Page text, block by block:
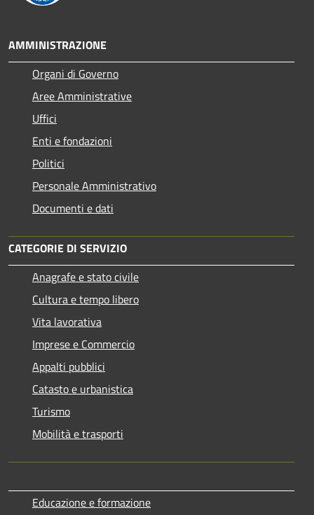
AMMINISTRAZIONE
Organi di Governo
Aree Amministrative
Uffici
Enti e fondazioni
Politici
Personale Amministrativo
Documenti e dati
CATEGORIE DI SERVIZIO
Anagrafe e stato civile
Cultura e tempo libero
Vita lavorativa
Imprese e Commercio
Appalti pubblici
Catasto e urbanistica
Turismo
Mobilità e trasporti
Educazione e formazione